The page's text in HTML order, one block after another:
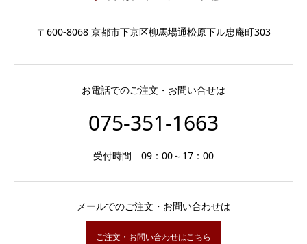
〒600-8068 京都市下京区柳馬場通松原下ル忠庵町303
お電話でのご注文・お問い合せは
075-351-1663
受付時間 09：00～17：00
メールでのご注文・お問い合わせは
ご注文・お問い合わせはこちら